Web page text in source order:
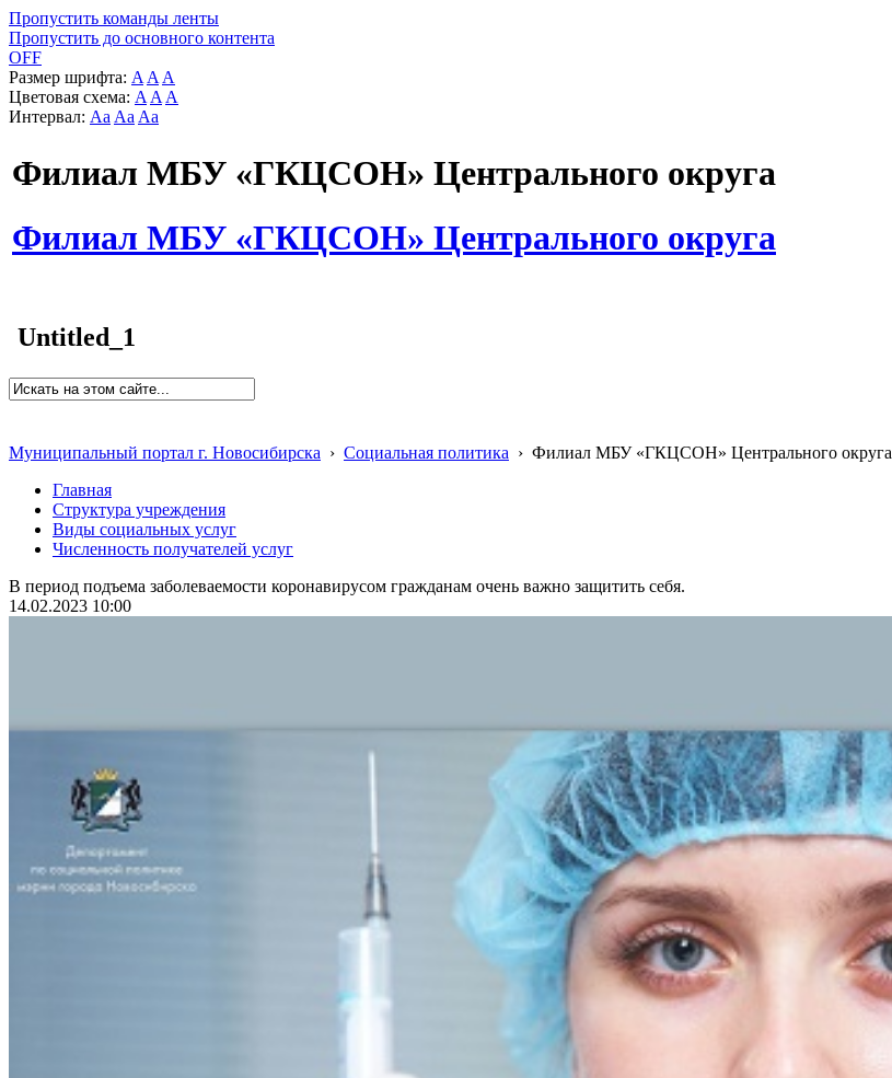
Пропустить команды ленты
Пропустить до основного контента
OFF
Размер шрифта: A A A
Цветовая схема: A A A
Интервал: Aa Aa Aa
Филиал МБУ «ГКЦСОН» Центрального округа
Филиал МБУ «ГКЦСОН» Центрального округа
Untitled_1
Муниципальный портал г. Новосибирска › Социальная политика › Филиал МБУ «ГКЦСОН» Центрального округа
Главная
Структура учреждения
Виды социальных услуг
Численность получателей услуг
В период подъема заболеваемости коронавирусом гражданам очень важно защитить себя.
14.02.2023 10:00